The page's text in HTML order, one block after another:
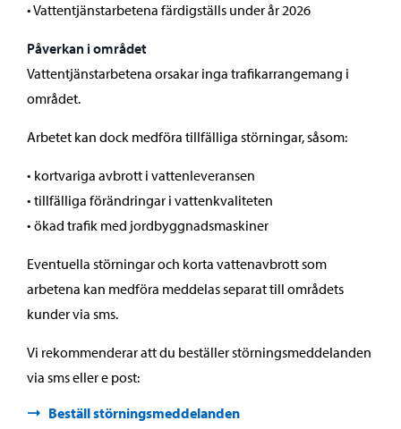
• Vattentjänstarbetena färdigställs under år 2026
Påverkan i området
Vattentjänstarbetena orsakar inga trafikarrangemang i
området.
Arbetet kan dock medföra tillfälliga störningar, såsom:
• kortvariga avbrott i vattenleveransen
• tillfälliga förändringar i vattenkvaliteten
• ökad trafik med jordbyggnadsmaskiner
Eventuella störningar och korta vattenavbrott som
arbetena kan medföra meddelas separat till områdets
kunder via sms.
Vi rekommenderar att du beställer störningsmeddelanden
via sms eller e post:
Beställ störningsmeddelanden